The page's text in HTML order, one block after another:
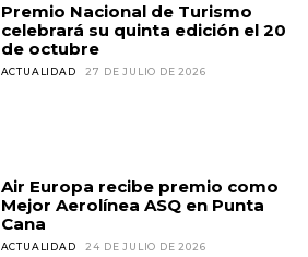
Premio Nacional de Turismo
celebrará su quinta edición el 20
de octubre
ACTUALIDAD 27 DE JULIO DE 2026
Air Europa recibe premio como
Mejor Aerolínea ASQ en Punta
Cana
ACTUALIDAD 24 DE JULIO DE 2026